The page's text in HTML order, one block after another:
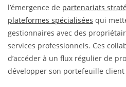
l’émergence de partenariats
plateformes spécialisées qui
gestionnaires avec des
services professionnels. Ces
d’accéder à un flux régulier de
développer son portefeuille